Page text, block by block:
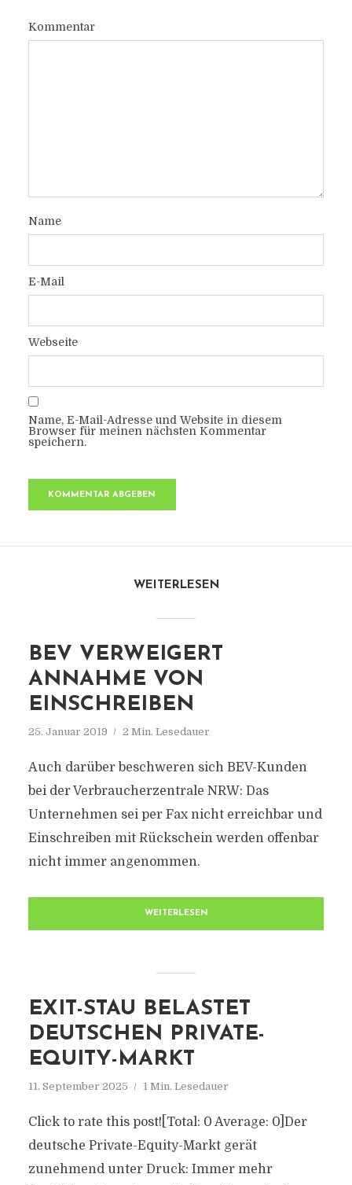
Kommentar
Name
E-Mail
Webseite
Name, E-Mail-Adresse und Website in diesem
Browser für meinen nächsten Kommentar
speichern.
WEITERLESEN
BEV VERWEIGERT
ANNAHME VON
EINSCHREIBEN
25. Januar 2019 2 Min. Lesedauer
Auch darüber beschweren sich BEV-Kunden
bei der Verbraucherzentrale NRW: Das
Unternehmen sei per Fax nicht erreichbar und
Einschreiben mit Rückschein werden offenbar
nicht immer angenommen.
WEITERLESEN
EXIT-STAU BELASTET
DEUTSCHEN PRIVATE-
EQUITY-MARKT
11. September 2025 1 Min. Lesedauer
Click to rate this post![Total: 0 Average: 0]Der
deutsche Private-Equity-Markt gerät
zunehmend unter Druck: Immer mehr